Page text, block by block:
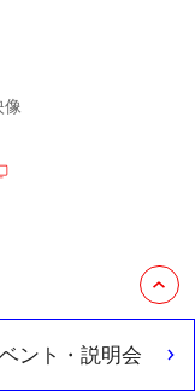
像
ント・説明会